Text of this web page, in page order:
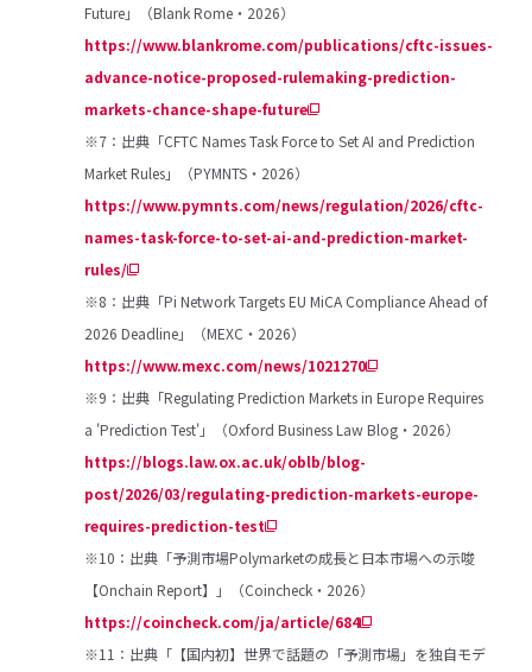
Future」（Blank Rome・2026）
https://www.blankrome.com/publications/cftc-issues-
advance-notice-proposed-rulemaking-prediction-
markets-chance-shape-future
※7：出典「CFTC Names Task Force to Set AI and Prediction
Market Rules」（PYMNTS・2026）
https://www.pymnts.com/news/regulation/2026/cftc-
names-task-force-to-set-ai-and-prediction-market-
rules/
※8：出典「Pi Network Targets EU MiCA Compliance Ahead of
2026 Deadline」（MEXC・2026）
https://www.mexc.com/news/1021270
※9：出典「Regulating Prediction Markets in Europe Requires
a 'Prediction Test'」（Oxford Business Law Blog・2026）
https://blogs.law.ox.ac.uk/oblb/blog-
post/2026/03/regulating-prediction-markets-europe-
requires-prediction-test
※10：出典「予測市場Polymarketの成長と日本市場への示唆
【Onchain Report】」（Coincheck・2026）
https://coincheck.com/ja/article/684
※11：出典「【国内初】世界で話題の「予測市場」を独自モデ